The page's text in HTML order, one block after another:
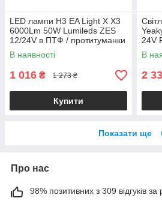
LED лампи H3 EA Light X X3
6000Lm 50W Lumileds ZES
12/24V в ПТФ / протитуманки
(2 шт.)
В наявності
1 016 ₴ 1 273 ₴
Купити
24V
В
2
Показати ще
Про нас
98% позитивних з 309 відгуків за